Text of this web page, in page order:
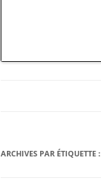
ARCHIVES PAR ÉTIQUETTE :